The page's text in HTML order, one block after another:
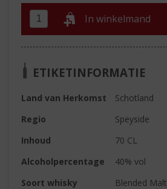
In winkelmand
ETIKETINFORMATIE
Land van Herkomst
Schotland
Regio
Speyside
Inhoud
70 CL
Alcoholpercentage
40% vol
Soort whisky
Blended Malt